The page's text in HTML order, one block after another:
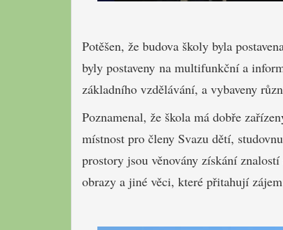
Potěšen, že budova školy byla
byly postaveny na multifunkční a
základního vzdělávání, a vybaveny
Poznamenal, že škola má dobře
místnost pro členy Svazu dětí,
prostory jsou věnovány získání
obrazy a jiné věci, které přitahují